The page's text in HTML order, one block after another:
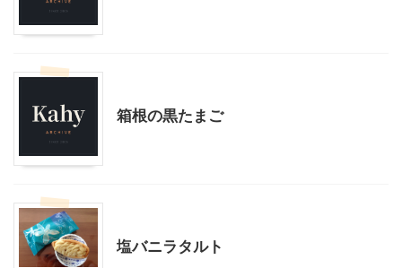
箱根の黒たまご
塩バニラタルト